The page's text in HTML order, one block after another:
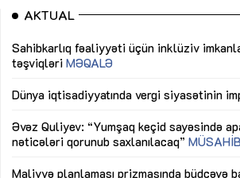
AKTUAL
Sahibkarlıq fəaliyyəti üçün inklüziv
təşviqləri MƏQALƏ
Dünya iqtisadiyyatında vergi siyasətinin
Əvəz Quliyev: “Yumşaq keçid sayəsində
nəticələri qorunub saxlanılacaq”
Maliyyə planlaması prizmasında büdcəyə